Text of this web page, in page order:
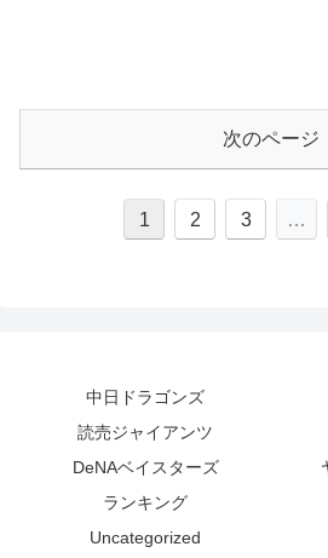
次のページ
1 2 3 …
中日ドラゴンズ
読売ジャイアンツ
DeNAベイスターズ
ランキング
Uncategorized